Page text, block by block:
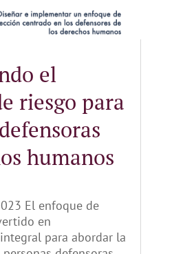
el
riesgo para
humanos
El enfoque de
en
para abordar la